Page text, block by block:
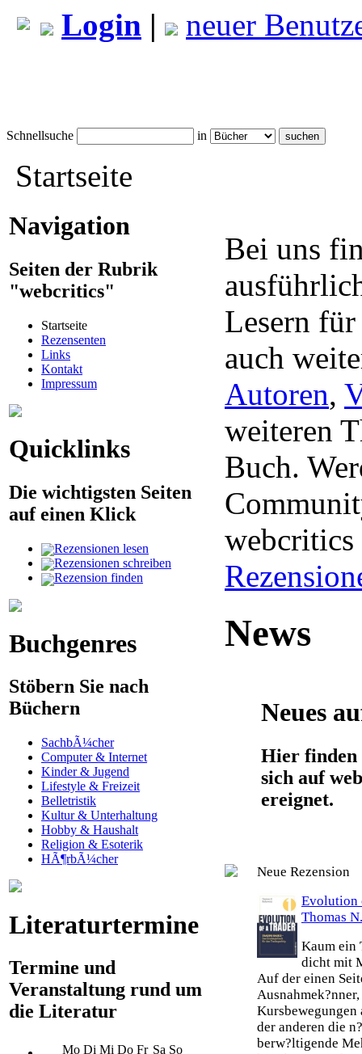
Login | neuer
Schnellsuche in
Startseite
Navigation
Seiten der Rubrik
"webcritics"
Startseite
Rezensenten
Links
Kontakt
Impressum
Quicklinks
Die wichtigsten Seiten
auf einen Klick
Rezensionen lesen
Rezensionen schreiben
Rezension finden
Buchgenres
Stöbern Sie nach
Büchern
SachbÃ¼cher
Computer & Internet
Kinder & Jugend
Lifestyle & Freizeit
Belletristik
Kultur & Unterhaltung
Hobby & Haushalt
Religion & Esoterik
HÃ¶rbÃ¼cher
Literaturtermine
Termine und
Veranstaltung rund um
die Literatur
Mo Di Mi Do Fr Sa So
Bei uns
Lesern für
auch
Autoren,
weiteren
Buch.
News
Neues
Hier finden
sich auf
ereignet.
Neue Rezension
Evolution
Thomas
Kaum ein
dicht mit
Auf der einen
der anderen die
berw?ltigende